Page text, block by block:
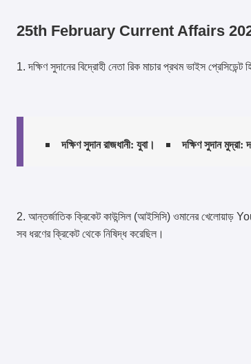
25th February Current Affairs
1. দক্ষিণ সুদানের বিদ্রোহী নেতা রিক মাচার প্রথম ভাইস প্রেসিডেন্ট
দক্ষিণ সুদান রাজধানী: যুবা। দক্ষিণ সুদান মুদ্রা:
2. আন্তর্জাতিক ক্রিকেট কাউন্সিল (আইসিসি) ওমানের
সব ধরণের ক্রিকেট থেকে নিষিদ্ধ করেছিল।